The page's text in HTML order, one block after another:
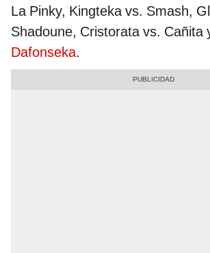
La Pinky, Kingteka vs. Smash,
Shadoune, Cristorata vs. Cañita
Dafonseka.